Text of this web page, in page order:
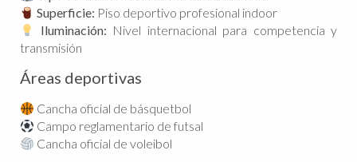
Superficie: Piso deportivo profesional indoor
Iluminación: Nivel internacional para competencia y
transmisión
Áreas deportivas
Cancha oficial de básquetbol
Campo reglamentario de futsal
Cancha oficial de voleibol